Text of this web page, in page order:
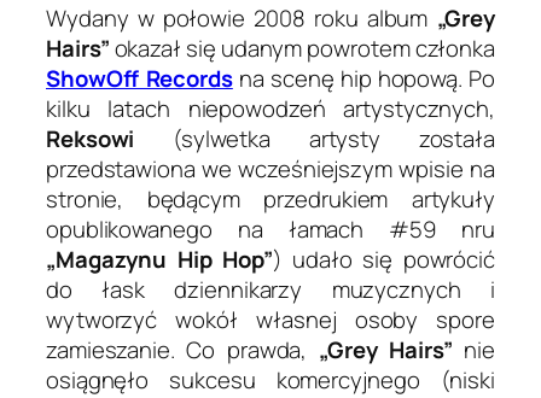
Wydany w połowie 2008 roku album „Grey
Hairs”okazał się udanym powrotem członka
ShowOff Recordsna scenę hip hopową. Po
kilku latach niepowodzeń artystycznych,
Reksowi (sylwetka artysty została
przedstawiona we wcześniejszym wpisie na
stronie, będącym przedrukiem artykuły
opublikowanego na łamach #59 nru
„Magazynu Hip Hop”) udało się powrócić
do łask dziennikarzy muzycznych i
wytworzyć wokół własnej osoby spore
zamieszanie. Co prawda, „Grey Hairs” nie
osiągnęło sukcesu komercyjnego (niski